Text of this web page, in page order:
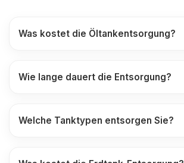
Was kostet die Öltankentsorgung?
Wie lange dauert die Entsorgung?
Welche Tanktypen entsorgen Sie?